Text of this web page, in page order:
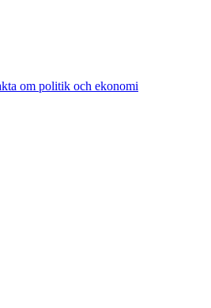
om politik och ekonomi